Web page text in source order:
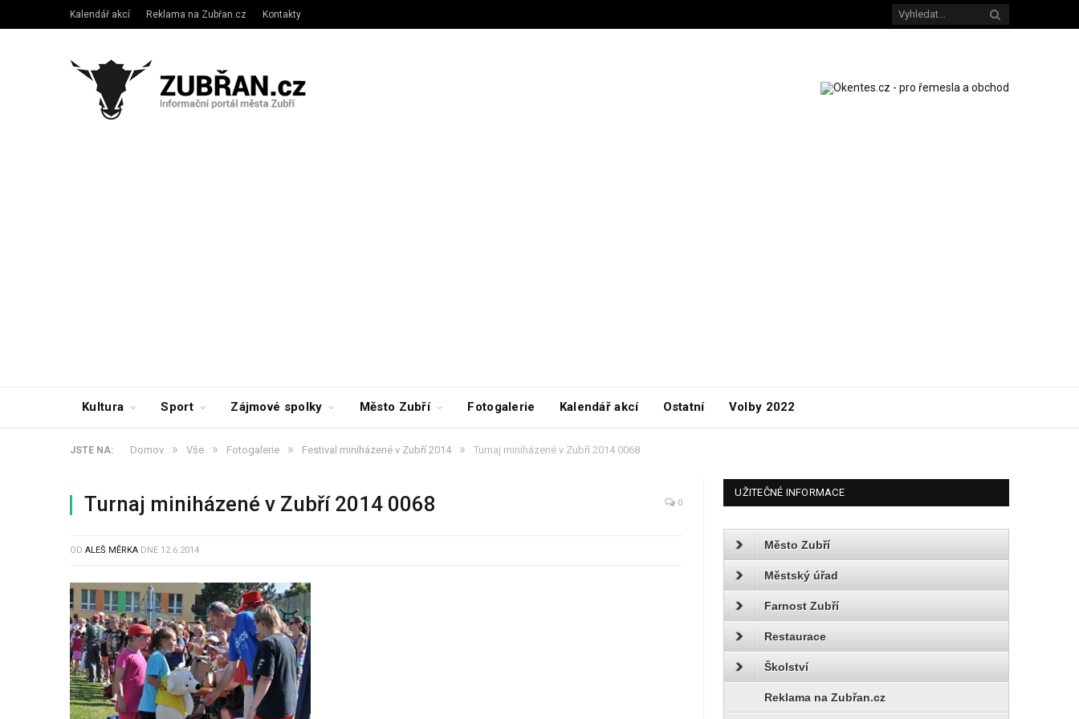
Kalendář akcí Reklama na Zubřan.cz Kontakty
Kultura Sport Zájmové spolky Město Zubří Fotogalerie Kalendář akcí Ostatní Volby 2022
JSTE NA: Domov » Vše » Fotogalerie » Festival miniházené v Zubří 2014 » Turnaj miniházené v Zubří 2014 0068
Turnaj miniházené v Zubří 2014 0068 0
OD ALEŠ MĚRKA DNE 12.6.2014
UŽITEČNÉ INFORMACE
Město Zubří
Městský úřad
Farnost Zubří
Restaurace
Školství
Reklama na Zubřan.cz